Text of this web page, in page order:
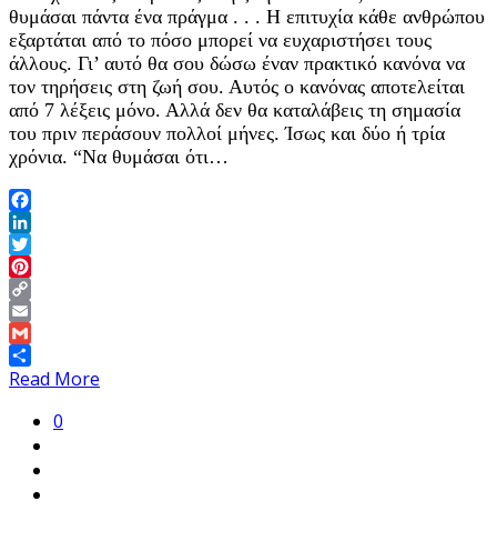
θυμάσαι πάντα ένα πράγμα . . . Η επιτυχία κάθε ανθρώπου
εξαρτάται από το πόσο μπορεί να ευχαριστήσει τους
άλλους. Γι’ αυτό θα σου δώσω έναν πρακτικό κανόνα να
τον τηρήσεις στη ζωή σου. Αυτός ο κανόνας αποτελείται
από 7 λέξεις μόνο. Αλλά δεν θα καταλάβεις τη σημασία
του πριν περάσουν πολλοί μήνες. Ίσως και δύο ή τρία
χρόνια. “Να θυμάσαι ότι…
Facebook
LinkedIn
Twitter
Pinterest
Copy
Link
Email
Gmail
Share
Read More
0